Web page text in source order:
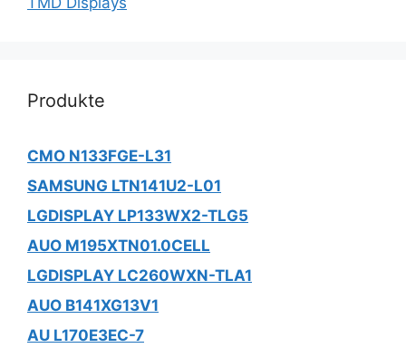
Produkte
CMO N133FGE-L31
SAMSUNG LTN141U2-L01
LGDISPLAY LP133WX2-TLG5
AUO M195XTN01.0CELL
LGDISPLAY LC260WXN-TLA1
AUO B141XG13V1
AU L170E3EC-7